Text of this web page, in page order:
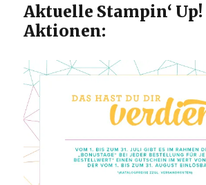
Aktuelle Stampin‘ Up!
Aktionen: